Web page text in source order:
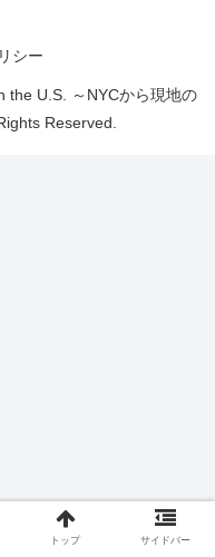
シー
U.S. ～NYCから現地の
Reserved.
トップ サイドバー